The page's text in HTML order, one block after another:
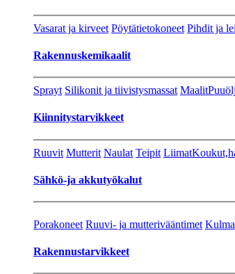
Vasarat ja kirveet Pöytätietokoneet Pihdit ja
Rakennuskemikaalit
Sprayt Silikonit ja tiivistysmassat Maalit
Kiinnitystarvikkeet
Ruuvit Mutterit Naulat Teipit Liimat
Sähkö-ja akkutyökalut
Porakoneet Ruuvi- ja mutterivääntimet
Rakennustarvikkeet